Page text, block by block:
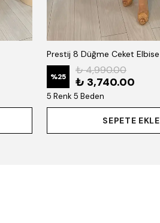
Prestij 8 Düğme Ceket Elbise
%25
₺ 4,990.00
₺ 3,740.00
5 Renk 5 Beden
SEPETE EKLE